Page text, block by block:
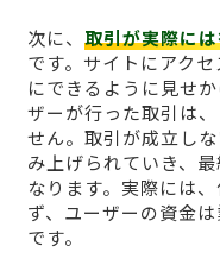
次に、 取引が実際に
です。サイトにアク
にできるように見せ
ザーが行った取引は
せん。取引が成立し
み上げられていき、
なります。実際には
ず、ユーザーの資金
です。